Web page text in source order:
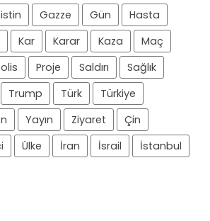
Gazze Gün
Hasta
Kar Karar Kaza
Maç
Proje Saldırı
Sağlık
Trump Türk
Türkiye
Yayın Ziyaret
Çin
Ülke İran İsrail
İstanbul